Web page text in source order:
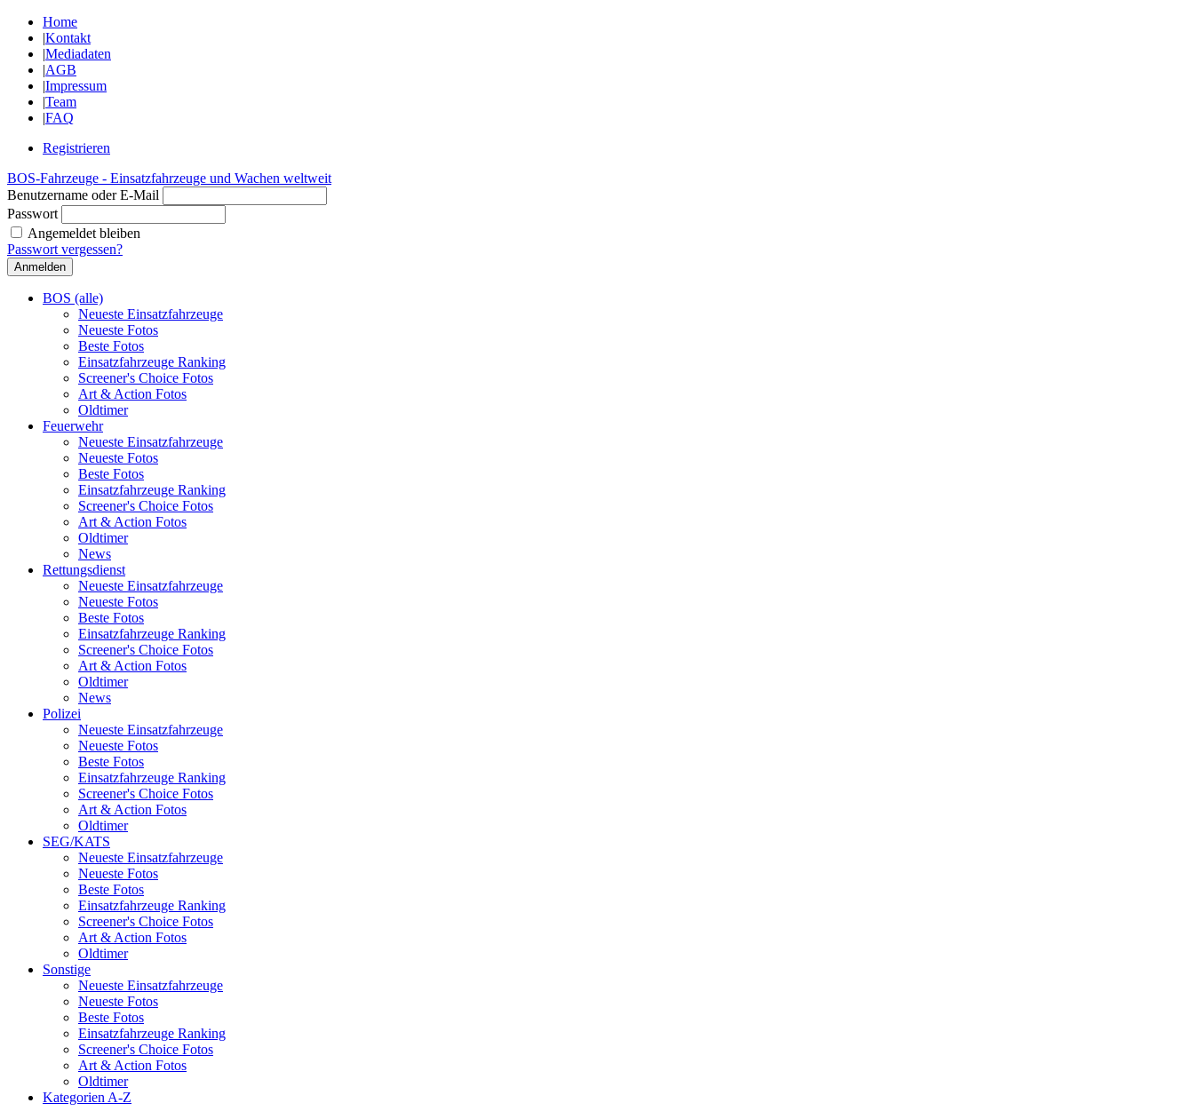
Home
|Kontakt
|Mediadaten
|AGB
|Impressum
|Team
|FAQ
Registrieren
BOS-Fahrzeuge - Einsatzfahrzeuge und Wachen weltweit
Benutzername oder E-Mail
Passwort
Angemeldet bleiben
Passwort vergessen?
BOS (alle)
Neueste Einsatzfahrzeuge
Neueste Fotos
Beste Fotos
Einsatzfahrzeuge Ranking
Screener's Choice Fotos
Art & Action Fotos
Oldtimer
Feuerwehr
Neueste Einsatzfahrzeuge
Neueste Fotos
Beste Fotos
Einsatzfahrzeuge Ranking
Screener's Choice Fotos
Art & Action Fotos
Oldtimer
News
Rettungsdienst
Neueste Einsatzfahrzeuge
Neueste Fotos
Beste Fotos
Einsatzfahrzeuge Ranking
Screener's Choice Fotos
Art & Action Fotos
Oldtimer
News
Polizei
Neueste Einsatzfahrzeuge
Neueste Fotos
Beste Fotos
Einsatzfahrzeuge Ranking
Screener's Choice Fotos
Art & Action Fotos
Oldtimer
SEG/KATS
Neueste Einsatzfahrzeuge
Neueste Fotos
Beste Fotos
Einsatzfahrzeuge Ranking
Screener's Choice Fotos
Art & Action Fotos
Oldtimer
Sonstige
Neueste Einsatzfahrzeuge
Neueste Fotos
Beste Fotos
Einsatzfahrzeuge Ranking
Screener's Choice Fotos
Art & Action Fotos
Oldtimer
Kategorien A-Z